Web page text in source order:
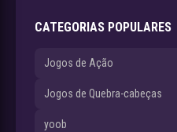
CATEGORIAS POPULARES
Jogos de Ação
Jogos de Quebra-cabeças
yoob